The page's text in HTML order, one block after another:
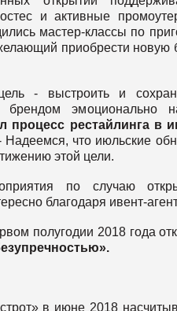
и активные
мастер-классы по
приобрести новую
- выстроить и
брендом
процесс рестайлинга в
Надеемся, что июльские
этой цели.
по случаю
благодаря ивент-
полугодии 2018 года
в июне 2018